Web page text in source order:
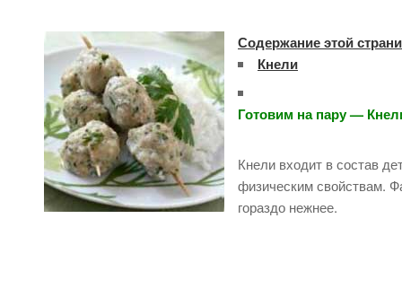
Содержание этой
Кнели
Готовим на пару —
Кнели входит в состав
физическим свойствам.
гораздо нежнее.